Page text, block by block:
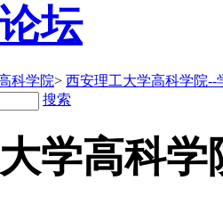
坛
科学院> 西安理工大学高科学院--
搜索
学高科学